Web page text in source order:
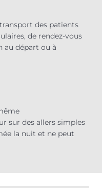
des patients
de rendez-vous
au départ ou à
sur des allers simples
la nuit et ne peut